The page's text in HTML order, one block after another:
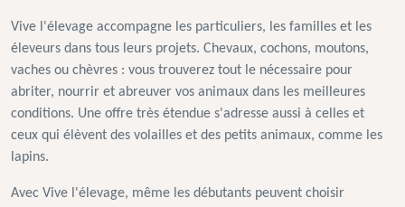
Vive l'élevage accompagne les particuliers, les familles et les
éleveurs dans tous leurs projets. Chevaux, cochons, moutons,
vaches ou chèvres : vous trouverez tout le nécessaire pour
abriter, nourrir et abreuver vos animaux dans les meilleures
conditions. Une offre très étendue s'adresse aussi à celles et
ceux qui élèvent des volailles et des petits animaux, comme les
lapins.
Avec Vive l'élevage, même les débutants peuvent choisir